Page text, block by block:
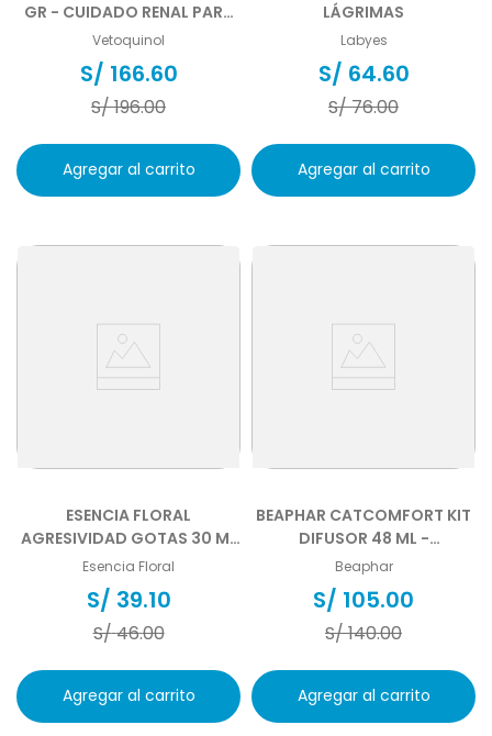
GR - CUIDADO RENAL PARA
PERROS Y GATOS
Vetoquinol
S/ 166.60
S/196.00
Agregar al carrito
LÁGRIMAS
Labyes
S/ 64.60
S/76.00
Agregar al carrito
ESENCIA FLORAL
AGRESIVIDAD GOTAS 30 ML
- FLORES DE BACH
Esencia Floral
S/ 39.10
S/46.00
Agregar al carrito
BEAPHAR CATCOMFORT KIT
DIFUSOR 48 ML -
FEROMONAS PARA GATOS -
VENCIMIENTO 30.09.2026
Beaphar
S/ 105.00
S/140.00
Agregar al carrito